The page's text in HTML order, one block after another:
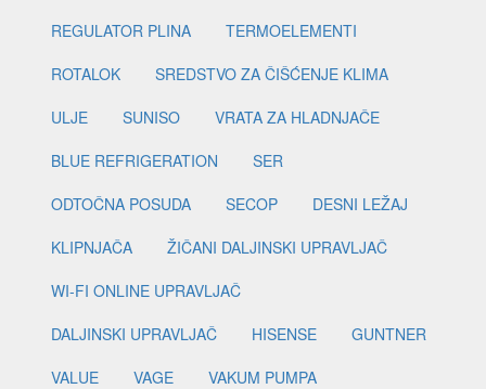
REGULATOR PLINA
TERMOELEMENTI
ROTALOK
SREDSTVO ZA ČIŠĆENJE KLIMA
ULJE
SUNISO
VRATA ZA HLADNJAČE
BLUE REFRIGERATION
SER
ODTOČNA POSUDA
SECOP
DESNI LEŽAJ
KLIPNJAČA
ŽIČANI DALJINSKI UPRAVLJAČ
WI-FI ONLINE UPRAVLJAČ
DALJINSKI UPRAVLJAČ
HISENSE
GUNTNER
VALUE
VAGE VAKUM PUMPA